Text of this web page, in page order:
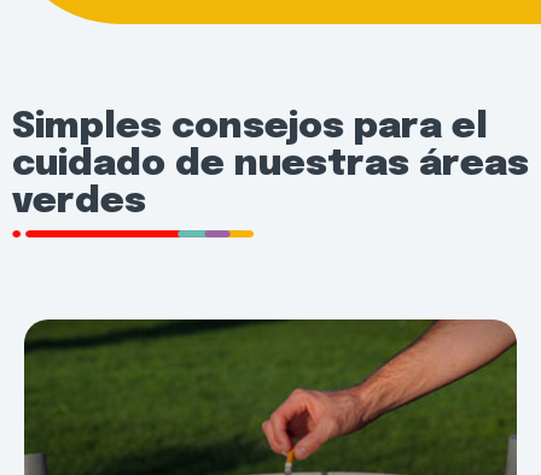
Simples consejos para el
cuidado de nuestras áreas
verdes